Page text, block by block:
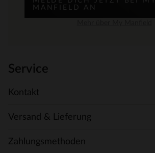
MANFIELD AN
Service
Kontakt
Versand & Lieferung
Zahlungsmethoden